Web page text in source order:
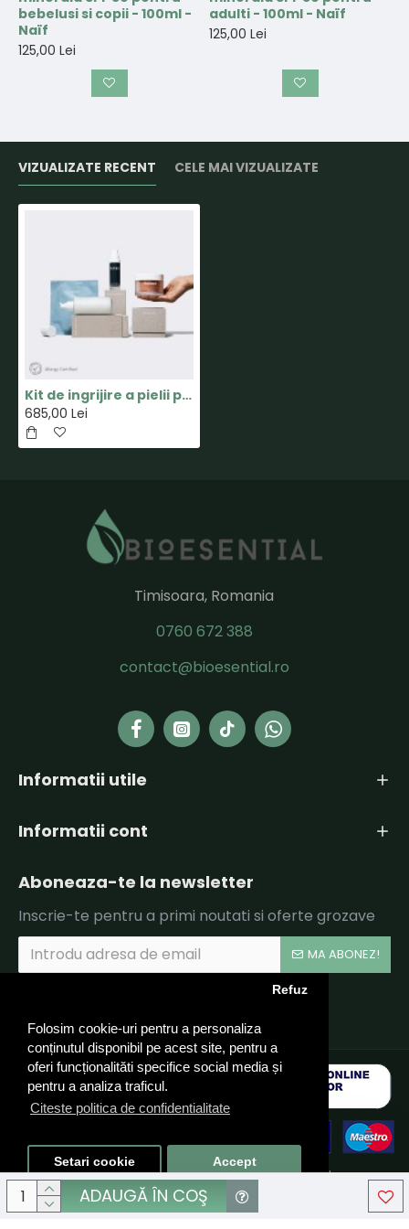
Folosim cookie-uri pentru a personaliza
conținutul disponibil pe acest site, pentru a
oferi funcționalităti specifice social media și
pentru a analiza traficul.
Citeste politica de confidentialitate
Refuz
Setari cookie Accept
ADAUGĂ ÎN COŞ
bebelusi si copii - 100ml -
Naïf
125,00 Lei
adulti - 100ml - Naïf
125,00 Lei
VIZUALIZATE RECENT CELE MAI VIZUALIZATE
Kit de ingrijire a pielii pentru femei in sarcina - Dear Mom - SoKind
685,00 Lei
Timisoara, Romania
0760 672 388
contact@bioesential.ro
Informatii utile
Informatii cont
Aboneaza-te la newsletter
Inscrie-te pentru a primi noutati si oferte grozave
MA ABONEZ!
© 2024 CARUSEL LPTG TEAM SRL, CIF: RO40324910 - Toate
drepturile rezervate - by DevPro.ro